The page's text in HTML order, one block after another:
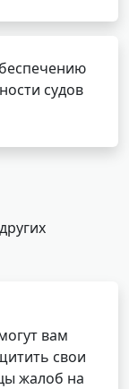
судов
вам
свои
жалоб на